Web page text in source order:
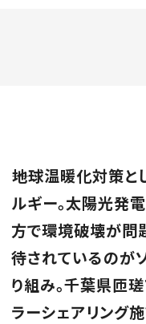
――地球温暖化対策
ルギー。太陽光発
方で環境破壊が問
待されているのが
り組み。千葉県匝
ラーシェアリング